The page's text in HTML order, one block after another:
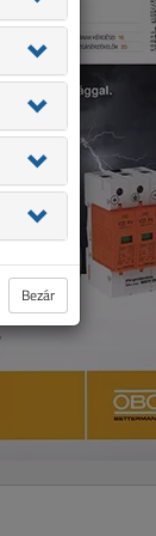
Bezár